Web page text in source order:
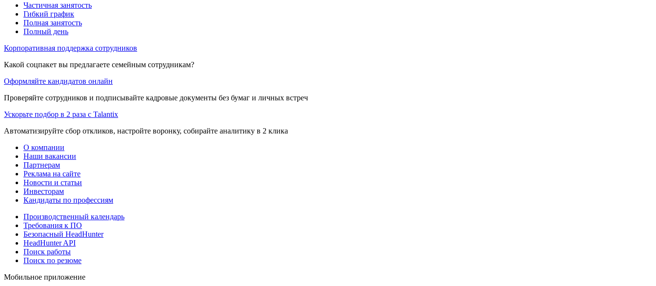
Частичная занятость
Гибкий график
Полная занятость
Полный день
Корпоративная поддержка сотрудников
Какой соцпакет вы предлагаете семейным сотрудникам?
Оформляйте кандидатов онлайн
Проверяйте сотрудников и подписывайте кадровые документы без бумаг и личных встреч
Ускорьте подбор в 2 раза с Talantix
Автоматизируйте сбор откликов, настройте воронку, собирайте аналитику в 2 клика
О компании
Наши вакансии
Партнерам
Реклама на сайте
Новости и статьи
Инвесторам
Кандидаты по профессиям
Производственный календарь
Требования к ПО
Безопасный HeadHunter
HeadHunter API
Поиск работы
Поиск по резюме
Мобильное приложение